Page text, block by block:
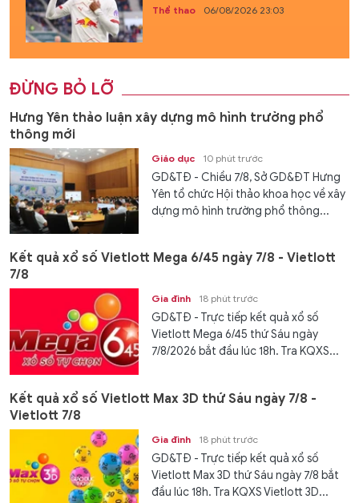
Thể thao 06/08/2026 23:03
ĐỪNG BỎ LỠ
Hưng Yên thảo luận xây dựng mô hình trường phổ
thông mới
Giáo dục 10 phút trước
GD&TĐ - Chiều 7/8, Sở GD&ĐT Hưng
Yên tổ chức Hội thảo khoa học về xây
dựng mô hình trường phổ thông...
Kết quả xổ số Vietlott Mega 6/45 ngày 7/8 - Vietlott
7/8
Gia đình 18 phút trước
GD&TĐ - Trực tiếp kết quả xổ số
Vietlott Mega 6/45 thứ Sáu ngày
7/8/2026 bắt đầu lúc 18h. Tra KQXS...
Kết quả xổ số Vietlott Max 3D thứ Sáu ngày 7/8 -
Vietlott 7/8
Gia đình 18 phút trước
GD&TĐ - Trực tiếp kết quả xổ số
Vietlott Max 3D thứ Sáu ngày 7/8 bắt
đầu lúc 18h. Tra KQXS Vietlott 3D...